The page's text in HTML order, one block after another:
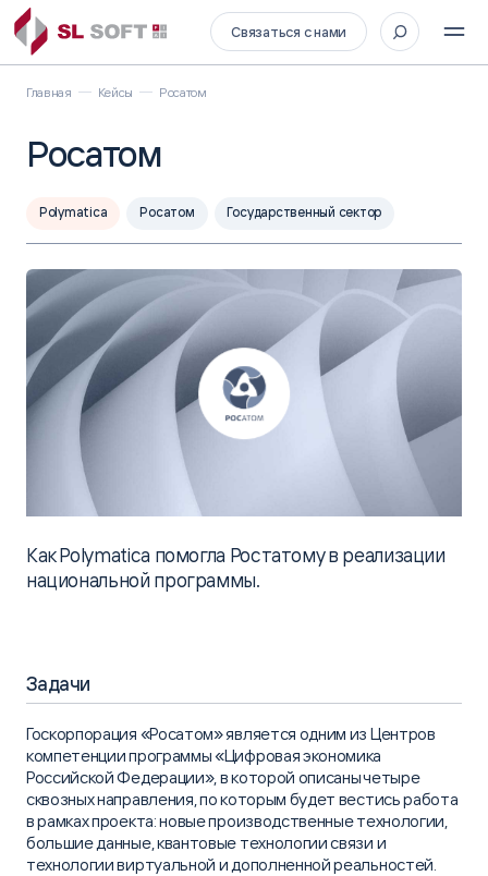
Связаться с нами
Главная Кейсы Росатом
Росатом
Polymatica Росатом Государственный сектор
Как Polymatica помогла Ростатому в реализации
национальной программы.
Задачи
Госкорпорация «Росатом» является одним из Центров
компетенции программы «Цифровая экономика
Российской Федерации», в которой описаны четыре
сквозных направления, по которым будет вестись работа
в рамках проекта: новые производственные технологии,
большие данные, квантовые технологии связи и
технологии виртуальной и дополненной реальностей.